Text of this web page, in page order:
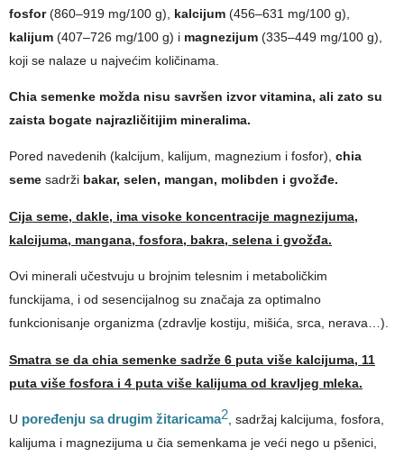
fosfor(860–919 mg/100 g), kalcijum (456–631 mg/100 g),
kalijum (407–726 mg/100 g) i magnezijum (335–449 mg/100 g),
koji se nalaze u najvećim količinama.
Chia semenke možda nisu savršen izvor vitamina, ali zato su
zaista bogate najrazličitijim mineralima.
Pored navedenih (kalcijum, kalijum, magnezium i fosfor), chia
seme sadrži bakar, selen, mangan, molibden i gvožđe.
Cija seme, dakle, ima visoke koncentracije magnezijuma,
kalcijuma, mangana, fosfora, bakra, selena i gvožđa.
Ovi minerali učestvuju u brojnim telesnim i metaboličkim
funckijama, i od sesencijalnog su značaja za optimalno
funkcionisanje organizma (zdravlje kostiju, mišića, srca, nerava…).
Smatra se da chia semenke sadrže 6 puta više kalcijuma, 11
puta više fosfora i 4 puta više kalijuma od kravljeg mleka.
U poređenju sa drugim žitaricama2 , sadržaj kalcijuma, fosfora,
kalijuma i magnezijuma u čia semenkama je veći nego u pšenici,